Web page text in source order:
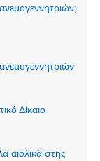
Δίκαιο
αιολικά στης